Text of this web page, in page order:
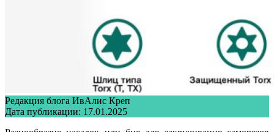
Редакция блога ИвАлис Креп
Дата публикации: 17.01.2025